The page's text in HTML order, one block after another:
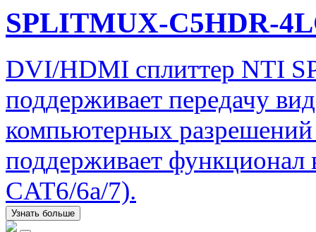
SPLITMUX-C5HDR-
DVI/HDMI сплиттер NTI
поддерживает передачу
компьютерных
поддерживает функционал
CAT6/6a/7).
Узнать больше